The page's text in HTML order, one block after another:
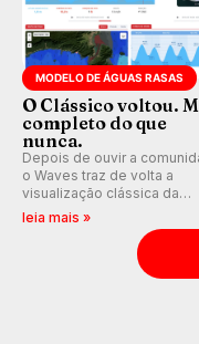
MODELO DE ÁGUAS RASAS
O Clássico voltou.
completo do que
nunca.
Depois de ouvir a
o Waves traz de volta a
visualização clássica da
previsão de águas rasas,
agora integrada à nova
plataforma e com previsão
ondas para até 16 dias.
leia mais »